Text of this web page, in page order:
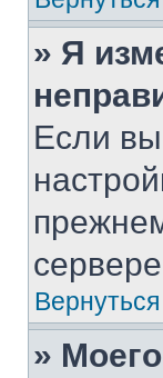
» Я
Если
»